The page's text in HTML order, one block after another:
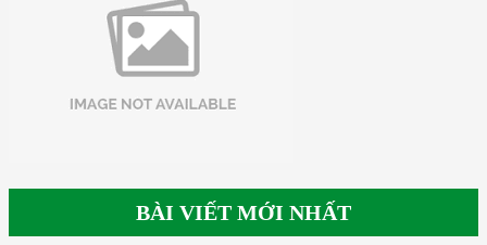
BÀI VIẾT MỚI NHẤT